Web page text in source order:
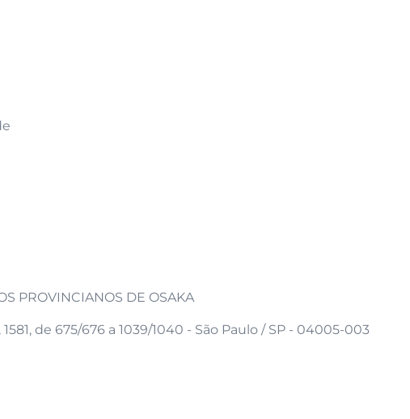
PROVINCIANOS DE OSAKA
de 675/676 a 1039/1040 - São Paulo / SP - 04005-003